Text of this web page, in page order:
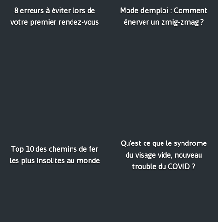
8 erreurs à éviter lors de
votre premier rendez-vous
Mode d'emploi : Comment
énerver un zmig-zmag ?
Top 10 des chemins de fer
les plus insolites au monde
Qu'est ce que le syndrome
du visage vide, nouveau
trouble du COVID ?